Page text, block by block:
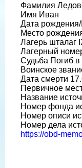
Фамилия
Имя Иван
Дата
Место
Лагерь шталаг
Лагерный
Судьба Погиб в
Воинское
Дата смерти
Первичное
Название
Номер фонда
Номер описи
Номер дела
https://obd-